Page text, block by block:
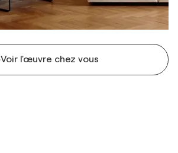
Voir l'œuvre chez vous